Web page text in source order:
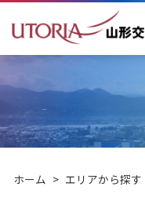
ホーム > エリアから探す